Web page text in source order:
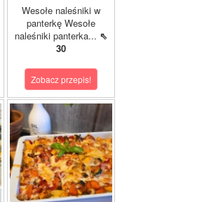
Wesołe naleśniki w
panterkę Wesołe
naleśniki panterka... ⇖
30
Zobacz przepis!